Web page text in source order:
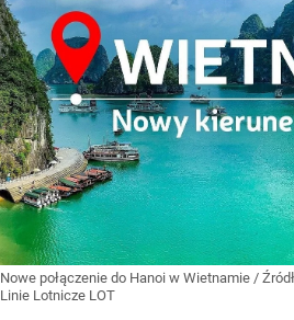
Nowe połączenie do Hanoi w Wietnamie /
Linie Lotnicze LOT